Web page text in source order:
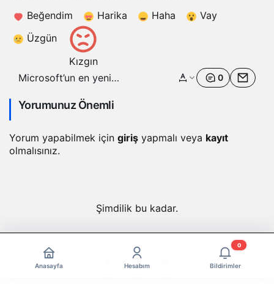
Beğendim
Harika Haha
Vay
Üzgün
Kızgın
Microsoft’un en yeni
uygulamalarındaki
ediyor
0
Yorumunuz Önemli
Yorum yapabilmek için giriş yapmalı veya kayıt
olmalısınız.
Şimdilik bu kadar.
Anasayfa Hesabım Bildirimler
0